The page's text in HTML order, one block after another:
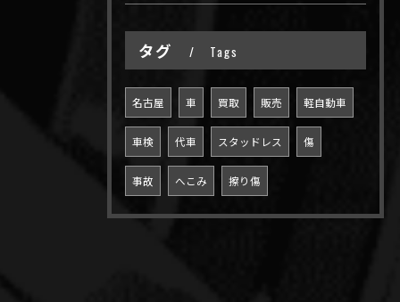
タグ Tags
名古屋 車 買取 販売 軽自動車
車検 代車 スタッドレス 傷
事故 へこみ 擦り傷